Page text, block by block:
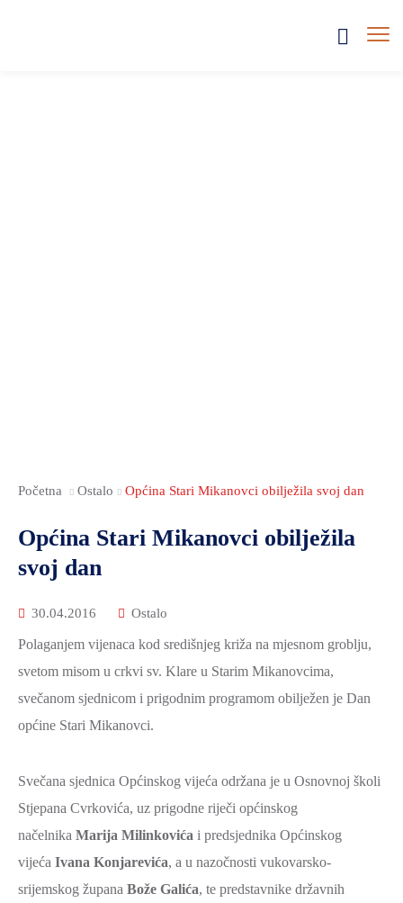
Početna Ostalo Općina Stari Mikanovci obilježila svoj dan
Općina Stari Mikanovci obilježila
svoj dan
30.04.2016 Ostalo
Polaganjem vijenaca kod središnjeg križa na mjesnom groblju,
svetom misom u crkvi sv. Klare u Starim Mikanovcima,
svečanom sjednicom i prigodnim programom obilježen je Dan
općine Stari Mikanovci.
Svečana sjednica Općinskog vijeća održana je u Osnovnoj školi
Stjepana Cvrkovića, uz prigodne riječi općinskog
načelnika Marija Milinkovića i predsjednika Općinskog
vijeća Ivana Konjarevića, a u nazočnosti vukovarsko-
srijemskog župana Bože Galića, te predstavnike državnih